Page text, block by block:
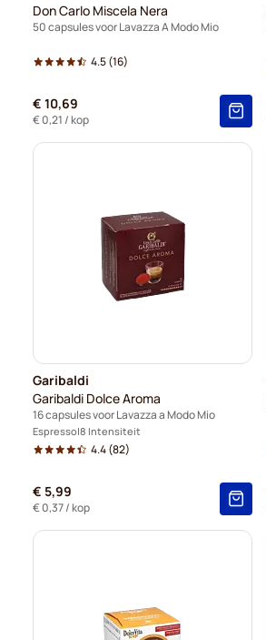
Don Carlo Miscela Nera
50 capsules voor Lavazza A Modo Mio
4.5(16)
€ 10,69
€ 0,21 / kop
Garibaldi
Garibaldi Dolce Aroma
16 capsules voor Lavazza a Modo Mio
Espresso 8 Intensiteit
4.4(82)
€ 5,99
€ 0,37/ kop